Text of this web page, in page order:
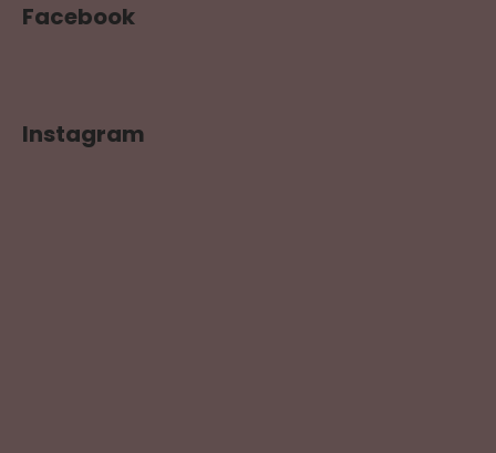
Facebook
Instagram